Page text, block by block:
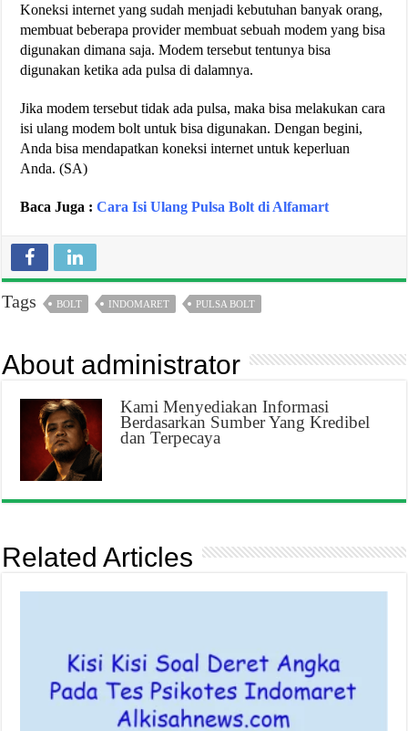
Koneksi internet yang sudah menjadi kebutuhan banyak orang,
membuat beberapa provider membuat sebuah modem yang bisa
digunakan dimana saja. Modem tersebut tentunya bisa
digunakan ketika ada pulsa di dalamnya.
Jika modem tersebut tidak ada pulsa, maka bisa melakukan cara
isi ulang modem bolt untuk bisa digunakan. Dengan begini,
Anda bisa mendapatkan koneksi internet untuk keperluan
Anda. (SA)
Baca Juga :Cara Isi Ulang Pulsa Bolt di Alfamart
Tags BOLT INDOMARET PULSA BOLT
About administrator
Kami Menyediakan Informasi
Berdasarkan Sumber Yang Kredibel
dan Terpecaya
Related Articles